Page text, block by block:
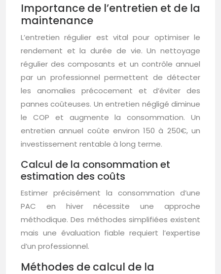
Importance de l’entretien et de la
maintenance
L’entretien régulier est vital pour optimiser le
rendement et la durée de vie. Un nettoyage
régulier des composants et un contrôle annuel
par un professionnel permettent de détecter
les anomalies précocement et d’éviter des
pannes coûteuses. Un entretien négligé diminue
le COP et augmente la consommation. Un
entretien annuel coûte environ 150 à 250€, un
investissement rentable à long terme.
Calcul de la consommation et
estimation des coûts
Estimer précisément la consommation d’une
PAC en hiver nécessite une approche
méthodique. Des méthodes simplifiées existent
mais une évaluation fiable requiert l’expertise
d’un professionnel.
Méthodes de calcul de la